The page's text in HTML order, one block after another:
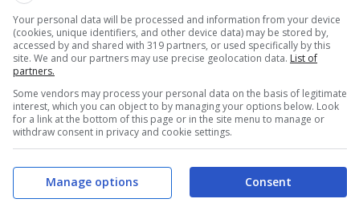
alla Serie A coinciso con la retrocessione in
Sabato 17 maggio, l’Olympiakos ha la
che potrebbe permettere a Mendillibar e i suoi
a giugno è atteso anche dall’ Europeo
da capitano dell’Italia allenata da Carmine
Your personal data will be processed and information from your device
(cookies, unique identifiers, and other device data) may be stored by,
accessed by and shared with 319 partners, or used specifically by this
site. We and our partners may use precise geolocation data. List of
partners.
Some vendors may process your personal data on the basis of legitimate
interest, which you can object to by managing your options below. Look
for a link at the bottom of this page or in the site menu to manage or
withdraw consent in privacy and cookie settings.
Consent
Manage options